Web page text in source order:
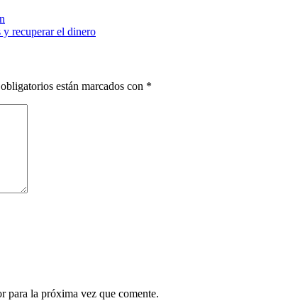
y recuperar el dinero
están marcados con *
para la próxima vez que comente.